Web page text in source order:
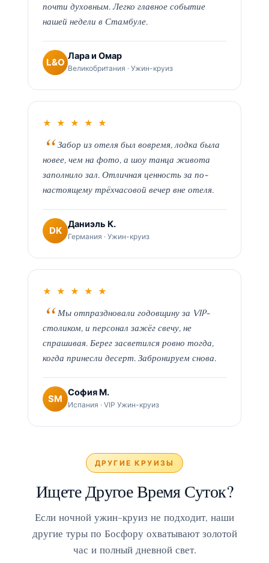
почти духовным. Легко главное событие
нашей недели в Стамбуле.
L&O
Лара и Омар
Великобритания · Ужин-круиз
★ ★ ★ ★ ★
Забор из отеля был вовремя, лодка была
новее, чем на фото, а шоу танца живота
заполнило зал. Отличная ценность за по-
настоящему трёхчасовой вечер вне отеля.
DK
Даниэль К.
Германия · Ужин-круиз
★ ★ ★ ★ ★
Мы отпраздновали годовщину за VIP-
столиком, и персонал зажёг свечу, не
спрашивая. Берег засветился ровно тогда,
когда принесли десерт. Забронируем снова.
SM
София М.
Испания · VIP Ужин-круиз
ДРУГИЕ КРУИЗЫ
Ищете Другое Время Суток?
Если ночной ужин-круиз не подходит, наши
другие туры по Босфору охватывают золотой
час и полный дневной свет.